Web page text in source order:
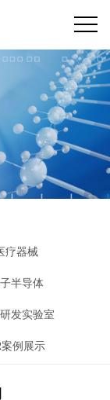
疗器械
半导体
发实验室
案例展示